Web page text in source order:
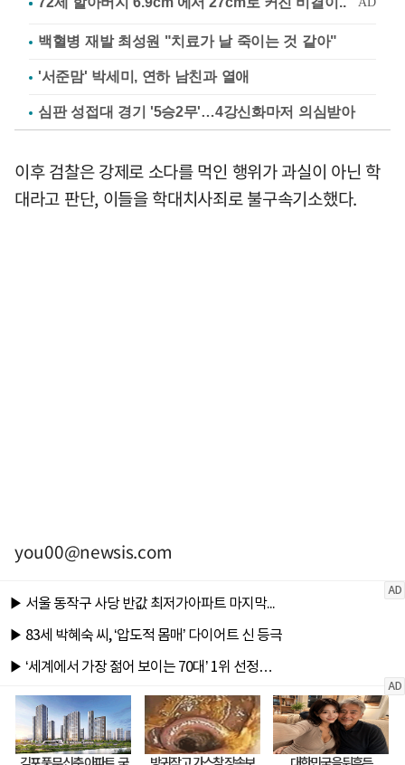
백혈병 재발 최성원 "치료가 날 죽이는 것 같아"
'서준맘' 박세미, 연하 남친과 열애
심판 성접대 경기 '5승2무'…4강신화마저 의심받아
이후 검찰은 강제로 소다를 먹인 행위가 과실이 아닌 학
대라고 판단, 이들을 학대치사죄로 불구속기소했다.
you00@newsis.com